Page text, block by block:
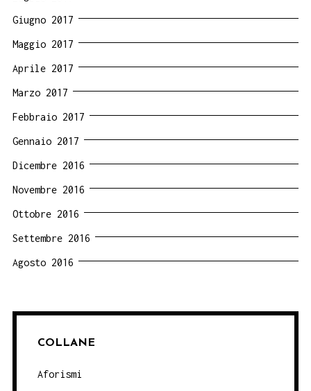
Giugno 2017
Maggio 2017
Aprile 2017
Marzo 2017
Febbraio 2017
Gennaio 2017
Dicembre 2016
Novembre 2016
Ottobre 2016
Settembre 2016
Agosto 2016
COLLANE
Aforismi